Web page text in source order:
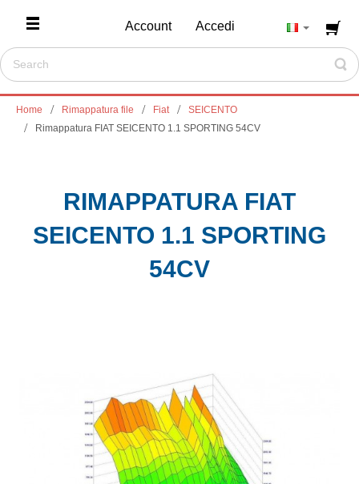
Account Accedi
Home Rimappatura file Fiat
SEICENTO
Rimappatura FIAT SEICENTO 1.1 SPORTING 54CV
RIMAPPATURA FIAT
SEICENTO 1.1 SPORTING
54CV